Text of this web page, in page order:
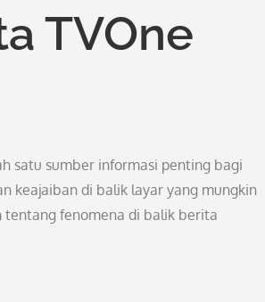
TVOne
satu sumber informasi penting bagi
keajaiban di balik layar yang mungkin
fenomena di balik berita